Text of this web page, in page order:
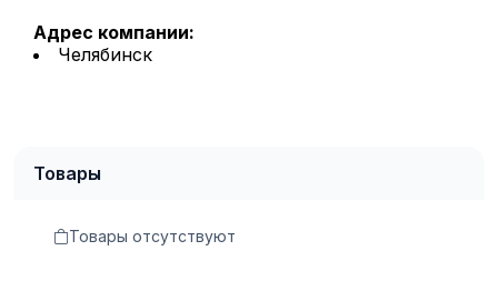
Адрес компании:
Челябинск
Товары
Товары отсутствуют